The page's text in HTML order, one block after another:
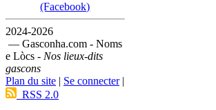
(Facebook)
2024-2026
— Gasconha.com - Noms
e Lòcs - Nos lieux-dits
gascons
Plan du site | Se connecter|
RSS 2.0